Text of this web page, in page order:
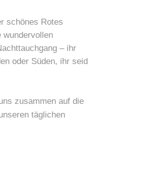
schönes Rotes
wundervollen
– ihr
oder Süden, ihr seid
zusammen auf die
täglichen